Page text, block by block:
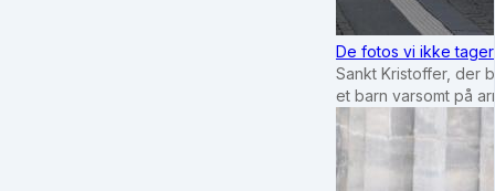
De fotos vi ikke
Sankt Kristoffer, der
et barn varsomt på